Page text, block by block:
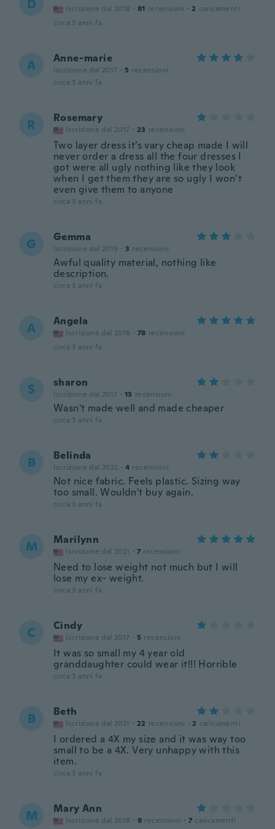
D Iscrizione dal 2018 · 81 recensioni · 2 caricamenti
circa 3 anni fa
A Anne-marie
Iscrizione dal 2017 · 5 recensioni
circa 3 anni fa
R Rosemary
Iscrizione dal 2017 · 23 recensioni
Two layer dress it’s vary cheap made I will
never order a dress all the four dresses I
got were all ugly nothing like they look
when I get them they are so ugly I won’t
even give them to anyone
circa 3 anni fa
G Gemma
Iscrizione dal 2019 · 3 recensioni
Awful quality material, nothing like
description.
circa 3 anni fa
A Angela
Iscrizione dal 2016 · 78 recensioni
circa 3 anni fa
S sharon
Iscrizione dal 2017 · 13 recensioni
Wasn't made well and made cheaper
circa 3 anni fa
B Belinda
Iscrizione dal 2022 · 4 recensioni
Not nice fabric. Feels plastic. Sizing way
too small. Wouldn't buy again.
circa 3 anni fa
M Marilynn
Iscrizione dal 2021 · 7 recensioni
Need to lose weight not much but I will
lose my ex- weight.
circa 3 anni fa
C Cindy
Iscrizione dal 2017 · 5 recensioni
It was so small my 4 year old
granddaughter could wear it!!! Horrible
circa 3 anni fa
B Beth
Iscrizione dal 2021 · 22 recensioni · 2 caricamenti
I ordered a 4X my size and it was way too
small to be a 4X. Very unhappy with this
item.
circa 3 anni fa
M Mary Ann
Iscrizione dal 2018 · 9 recensioni · 7 caricamenti